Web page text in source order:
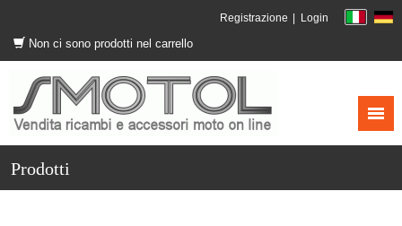
Registrazione Login
Non ci sono prodotti nel carrello
Prodotti